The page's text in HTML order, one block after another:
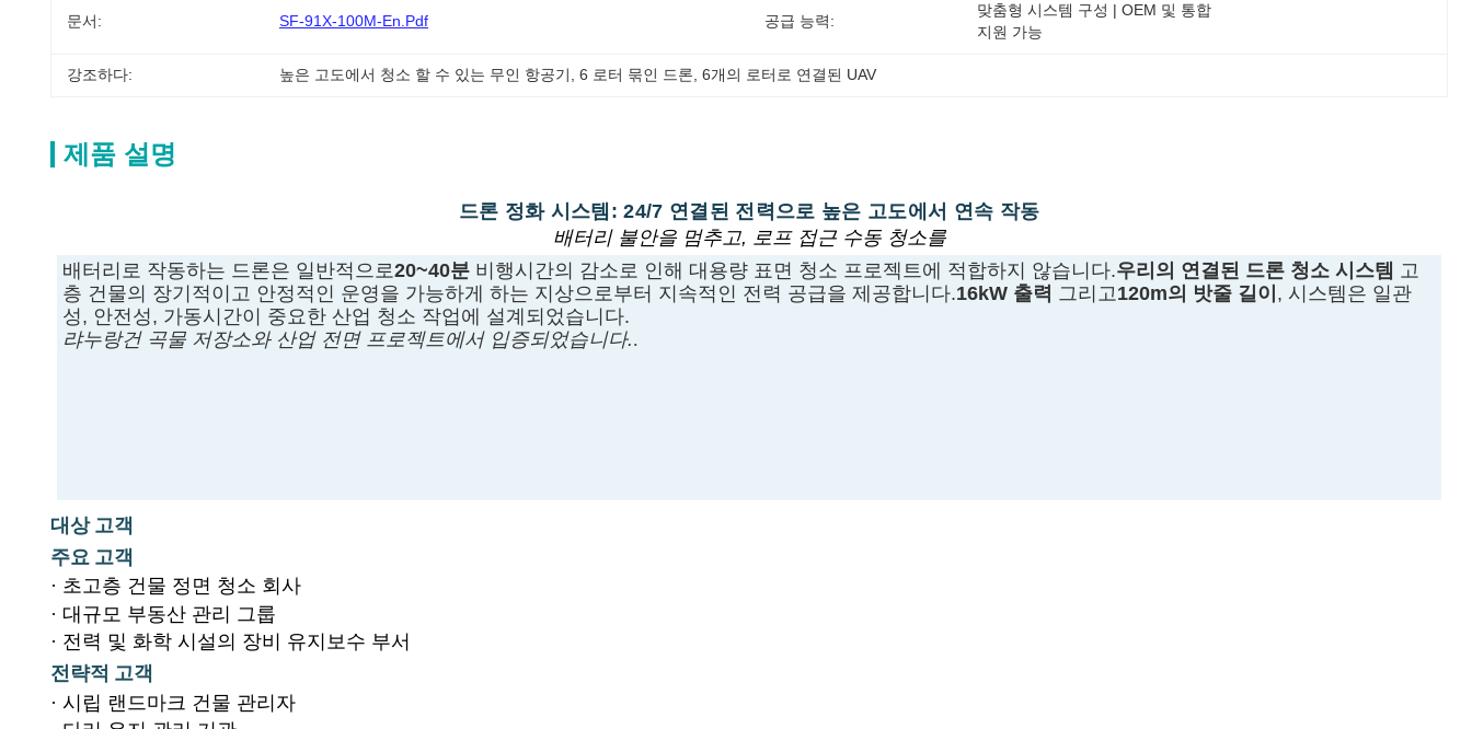
문서: SF-91X-100M-En.pdf 공급 능력:
맞춤형 시스템 구성 | OEM 및 통합
지원 가능
강조하다: 높은 고도에서 청소 할 수 있는 무인 항공기 6 로터 묶인 드론 6개의 로터로 연결된 UAV
제품 설명
드론 정화 시스템: 24/7 연결된 전력으로 높은 고도에서 연속 작동
배터리 불안을 멈추고, 로프 접근 수동 청소를
배터리로 작동하는 드론은 일반적으로20~40분 비행시간의 감소로 인해 대용량 표면 청소 프로젝트에 적합하지 않습니다.우리의 연결된 드론 청소 시스템 고
층 건물의 장기적이고 안정적인 운영을 가능하게 하는 지상으로부터 지속적인 전력 공급을 제공합니다.16kW 출력 그리고120m의 밧줄 길이 , 시스템은 일관
성, 안전성, 가동시간이 중요한 산업 청소 작업에 설계되었습니다.
랴누랑건 곡물 저장소와 산업 전면 프로젝트에서 입증되었습니다..
대상 고객
주요 고객
· 초고층 건물 정면 청소 회사
· 대규모 부동산 관리 그룹
· 전력 및 화학 시설의 장비 유지보수 부서
전략적 고객
· 시립 랜드마크 건물 관리자